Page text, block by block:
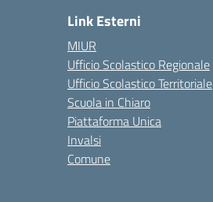
Link Esterni
MIUR
Ufficio Scolastico Regionale
Ufficio Scolastico Territoriale
Scuola in Chiaro
Piattaforma Unica
Invalsi
Comune